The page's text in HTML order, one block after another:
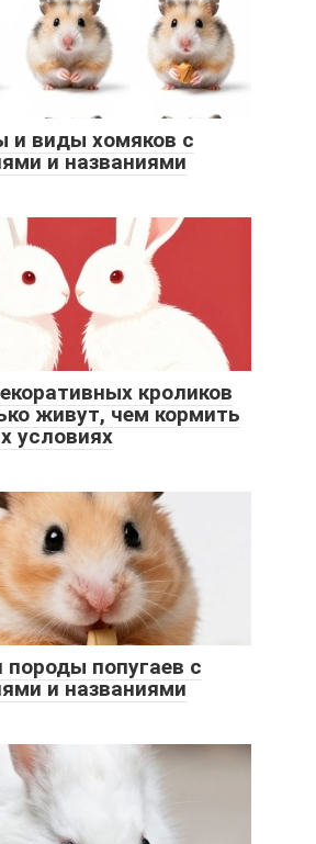
и виды хомяков с
и названиями
кроликов
живут, чем кормить
условиях
попугаев с
и названиями